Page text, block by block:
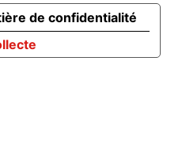
de confidentialité